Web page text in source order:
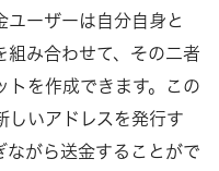
ーザーは自分自身と
み合わせて、その二者
トを作成できます。この
しいアドレスを発行す
ながら送金することがで